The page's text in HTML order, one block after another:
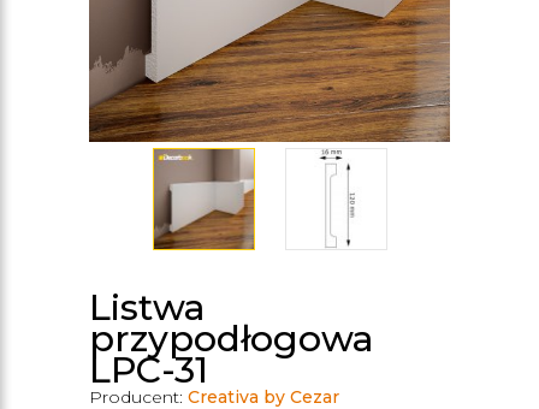
Listwa
przypodłogowa
LPC-31
Producent: Creativa by Cezar